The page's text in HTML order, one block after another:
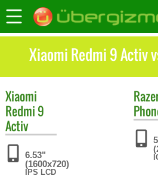
Xiaomi Redmi 9 Activ
Xiaomi
Redmi 9
Activ
6.53"
(1600x720)
IPS LCD